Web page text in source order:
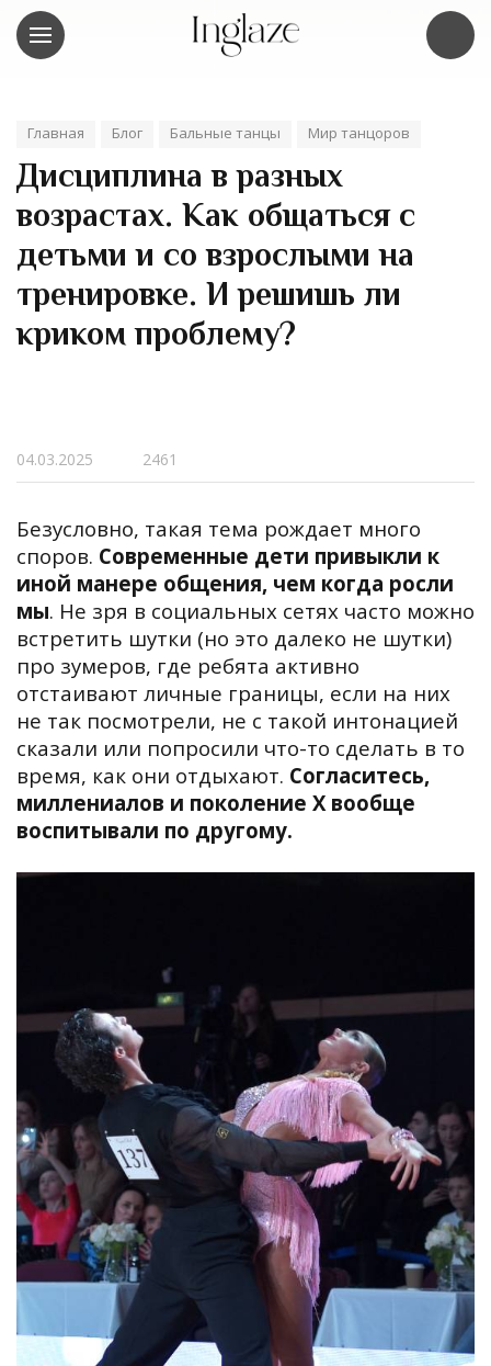
Главная Блог Бальные танцы Мир танцоров
Дисциплина в разных
возрастах. Как общаться с
детьми и со взрослыми на
тренировке. И решишь ли
криком проблему?
04.03.2025 2461
Безусловно, такая тема рождает много
споров. Современные дети привыкли к
иной манере общения, чем когда росли
мы. Не зря в социальных сетях часто можно
встретить шутки (но это далеко не шутки)
про зумеров, где ребята активно
отстаивают личные границы, если на них
не так посмотрели, не с такой интонацией
сказали или попросили что-то сделать в то
время, как они отдыхают. Согласитесь,
миллениалов и поколение X вообще
воспитывали по другому.